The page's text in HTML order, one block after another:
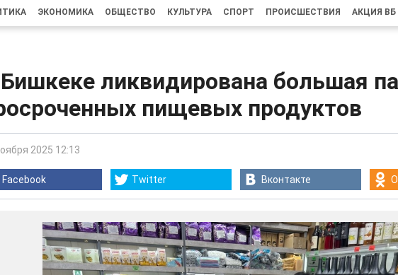
ЭКОНОМИКА ОБЩЕСТВО КУЛЬТУРА СПОРТ ПРОИСШЕСТВИЯ АКЦИЯ ВБ
ликвидирована большая
пищевых продуктов
2025 12:13
Facebook Twitter Вконтакте